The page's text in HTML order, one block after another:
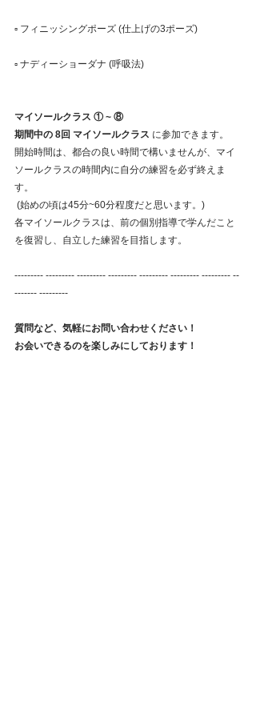
▫︎ フィニッシングポーズ (仕上げの3ポーズ)
▫︎ ナディーショーダナ (呼吸法)
マイソールクラス ① ~ ⑧
期間中の 8回 マイソールクラス に参加できます。
開始時間は、都合の良い時間で構いませんが、マイ
ソールクラスの時間内に自分の練習を必ず終えま
す。
(始めの頃は45分~60分程度だと思います。)
各マイソールクラスは、前の個別指導で学んだこと
を復習し、自立した練習を目指します。
--------- --------- --------- --------- --------- --------- --------- --
------- --------- ​
質問など、気軽にお問い合わせください！
お会いできるのを楽しみにしております！